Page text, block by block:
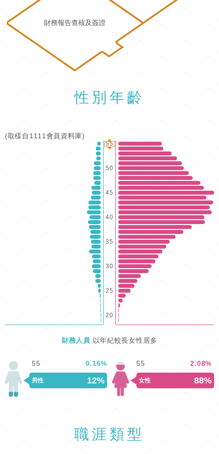
財務報告查核及簽證
性別年齡
(取樣自1111會員資料庫)
55
50
45
40
35
30
25
20
財務人員 以年紀較長女性居多
男性 12%
55 0.16%
女性 88%
55 2.08%
職涯類型